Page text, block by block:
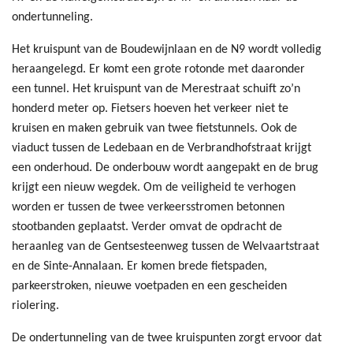
ondertunneling.
Het kruispunt van de Boudewijnlaan en de N9 wordt volledig
heraangelegd. Er komt een grote rotonde met daaronder
een tunnel. Het kruispunt van de Merestraat schuift zo’n
honderd meter op. Fietsers hoeven het verkeer niet te
kruisen en maken gebruik van twee fietstunnels. Ook de
viaduct tussen de Ledebaan en de Verbrandhofstraat krijgt
een onderhoud. De onderbouw wordt aangepakt en de brug
krijgt een nieuw wegdek. Om de veiligheid te verhogen
worden er tussen de twee verkeersstromen betonnen
stootbanden geplaatst. Verder omvat de opdracht de
heraanleg van de Gentsesteenweg tussen de Welvaartstraat
en de Sinte-Annalaan. Er komen brede fietspaden,
parkeerstroken, nieuwe voetpaden en een gescheiden
riolering.
De ondertunneling van de twee kruispunten zorgt ervoor dat